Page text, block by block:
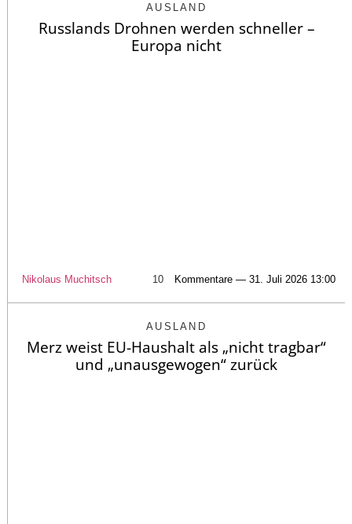
AUSLAND
Russlands Drohnen werden schneller –
Europa nicht
Nikolaus Muchitsch 10 Kommentare — 31. Juli 2026 13:00
AUSLAND
Merz weist EU-Haushalt als „nicht tragbar“
und „unausgewogen“ zurück